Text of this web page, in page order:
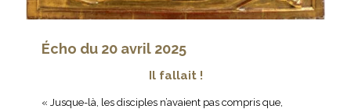
Écho du 20 avril 2025
Il fallait !
« Jusque-là, les disciples n’avaient pas compris que,